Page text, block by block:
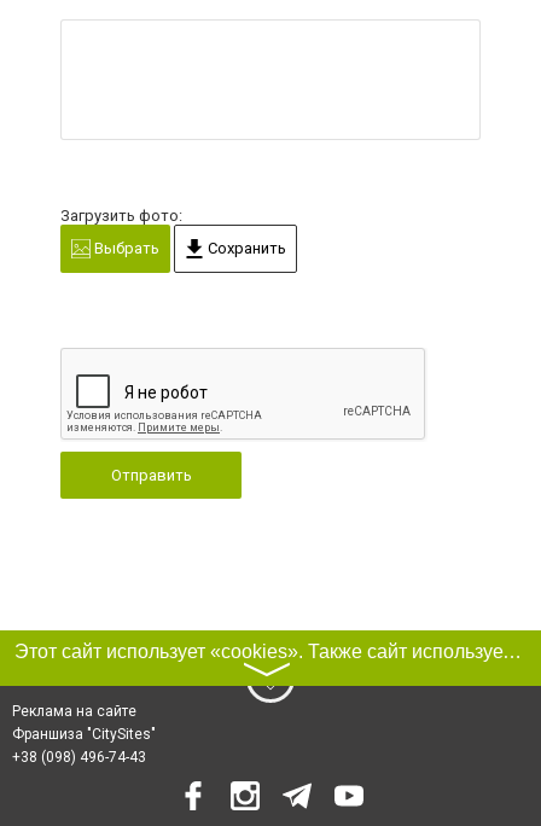
Загрузить фото:
Выбрать
Сохранить
Отправить
Этот сайт использует «cookies». Также сайт использует интернет-сервис для сбора технических данных касательно посетителей с целью получения маркетинговой и статистической информации. Условия обработки данных посетителей сайта см.
〉
Реклама на сайте
Франшиза "CitySites"
+38 (098) 496-74-43